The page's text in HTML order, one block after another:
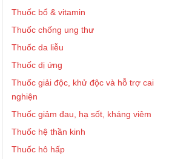
Thuốc bổ & vitamin
Thuốc chống ung thư
Thuốc da liễu
Thuốc dị ứng
Thuốc giải độc, khử độc và hỗ trợ cai
nghiện
Thuốc giảm đau, hạ sốt, kháng viêm
Thuốc hệ thần kinh
Thuốc hô hấp